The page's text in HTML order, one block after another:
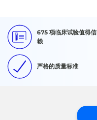
675 项临床试验值得信
赖
严格的质量标准